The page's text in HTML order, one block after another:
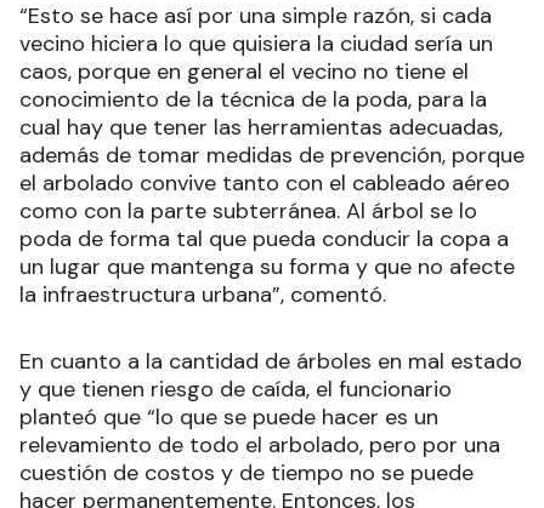
“Esto se hace así por una simple razón, si cada
vecino hiciera lo que quisiera la ciudad sería un
caos, porque en general el vecino no tiene el
conocimiento de la técnica de la poda, para la
cual hay que tener las herramientas adecuadas,
además de tomar medidas de prevención, porque
el arbolado convive tanto con el cableado aéreo
como con la parte subterránea. Al árbol se lo
poda de forma tal que pueda conducir la copa a
un lugar que mantenga su forma y que no afecte
la infraestructura urbana”, comentó.
En cuanto a la cantidad de árboles en mal estado
y que tienen riesgo de caída, el funcionario
planteó que “lo que se puede hacer es un
relevamiento de todo el arbolado, pero por una
cuestión de costos y de tiempo no se puede
hacer permanentemente. Entonces, los